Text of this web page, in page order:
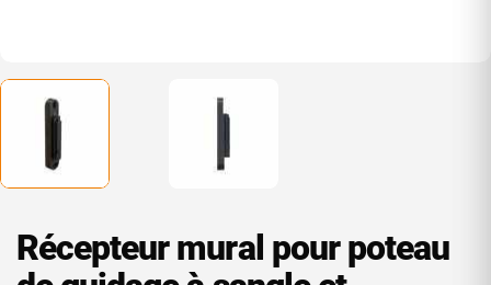
Récepteur mural pour poteau